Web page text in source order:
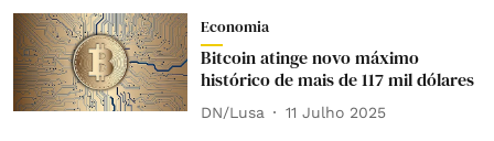
Economia
Bitcoin atinge novo máximo
histórico de mais de 117 mil dólares
DN/Lusa 11 Julho 2025